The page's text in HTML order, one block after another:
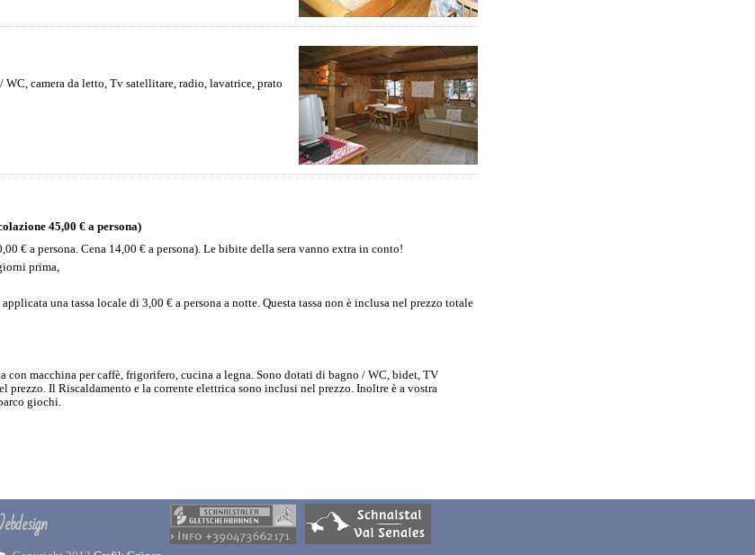
WC, camera da letto, Tv satellitare, radio, lavatrice, prato
45,00 € a persona)
€ a persona. Cena 14,00 € a persona). Le bibite della sera vanno extra in conto!
prima,
una tassa locale di 3,00 € a persona a notte. Questa tassa non è inclusa nel prezzo totale
macchina per caffè, frigorifero, cucina a legna. Sono dotati di bagno / WC, bidet, TV
Il Riscaldamento e la corrente elettrica sono inclusi nel prezzo. Inoltre è a vostra
giochi.